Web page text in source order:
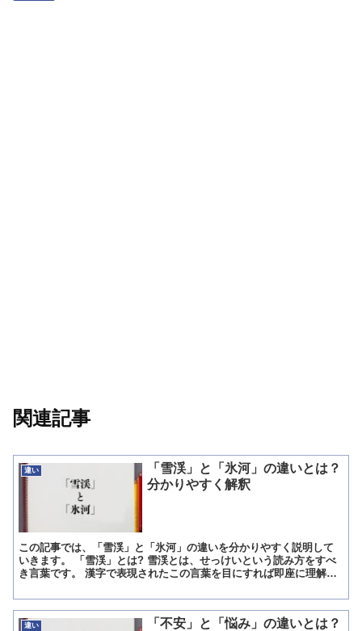
関連記事
違い
「雪渓」と「氷河」の違いとは？
分かりやすく解釈
この記事では、「雪渓」と「氷河」の違いを分かりやすく説明して
いきます。 「雪渓」とは? 雪渓とは、せっけいという読み方をすべ
き言葉です。 漢字で表現されたこの言葉を目にすれば即座に理解出
違い
「不安」と「悩み」の違いとは？